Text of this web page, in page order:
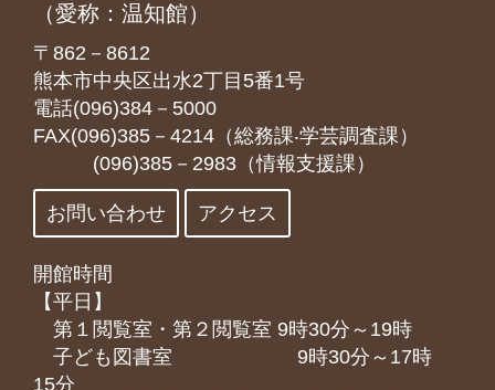
（愛称：温知館）
〒862－8612
熊本市中央区出水2丁目5番1号
電話(096)384－5000
FAX(096)385－4214（総務課‧学芸調査課）
(096)385－2983（情報支援課）
お問い合わせ アクセス
開館時間
【平日】
第１閲覧室・第２閲覧室 9時30分～19時
子ども図書室 9時30分～17時
15分